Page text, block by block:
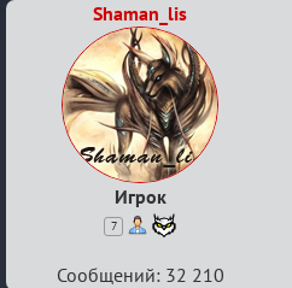
Shaman_lis
Игрок
7
Сообщений: 32 210